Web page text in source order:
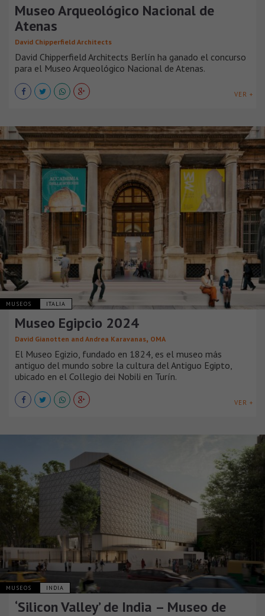
Museo Arqueológico Nacional de
Atenas
David Chipperfield Architects
David Chipperfield Architects Berlín ha ganado el concurso
para el Museo Arqueológico Nacional de Atenas.
VER +
MUSEOS ITALIA
Museo Egipcio 2024
David Gianotten and Andrea Karavanas, OMA
El Museo Egizio, fundado en 1824, es el museo más
antiguo del mundo sobre la cultura del Antiguo Egipto,
ubicado en el Collegio dei Nobili en Turín.
VER +
MUSEOS INDIA
‘Silicon Valley’ de India – Museo de